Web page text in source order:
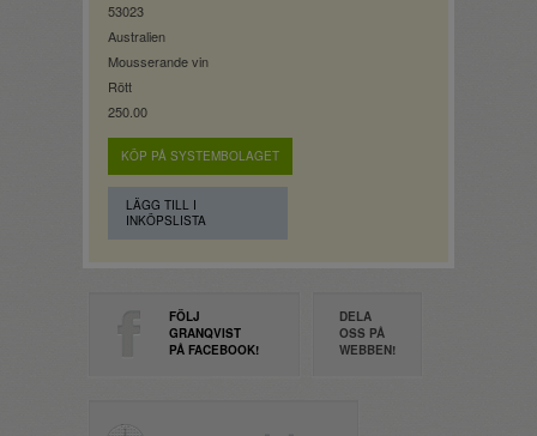
53023
Australien
Mousserande vin
Rött
250.00
KÖP PÅ SYSTEMBOLAGET
LÄGG TILL I
INKÖPSLISTA
FÖLJ
GRANQVIST
PÅ FACEBOOK!
DELA
OSS PÅ
WEBBEN!